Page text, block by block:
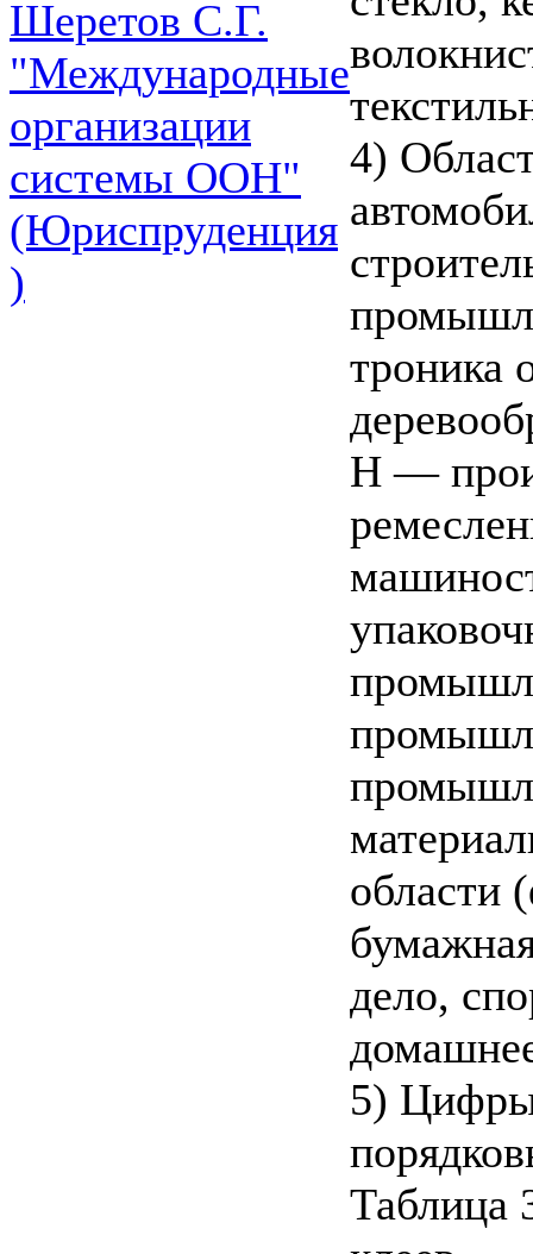
Шеретов С.Г.
"Международные
организации
системы ООН"
(Юриспруденция
)
4)
троника
Н —
области
дело,
5)
Таблица